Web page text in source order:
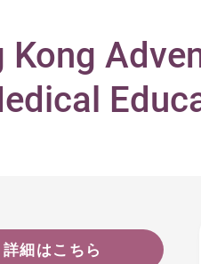
Kong
詳細はこちら